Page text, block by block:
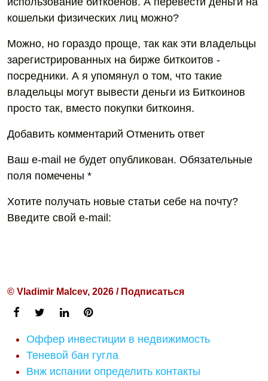
кошельки физических лиц можно?
Можно, но гораздо проще, так как эти владельцы
зарегистрированных на бирже биткоитов -
посредники. А я упомянул о том, что такие
владельцы могут вывести деньги из Биткоинов
просто так, вместо покупки биткоиня.
Добавить комментарий Отменить ответ
Ваш e-mail не будет опубликован. Обязательные
поля помечены *
Хотите получать новые статьи себе на почту?
Введите свой e-mаil:
© Vladimir Malcev, 2026 / Подписаться
Оффер инвестиции в недвижимость
Теневой бан гугла
Внж испании определить контакты